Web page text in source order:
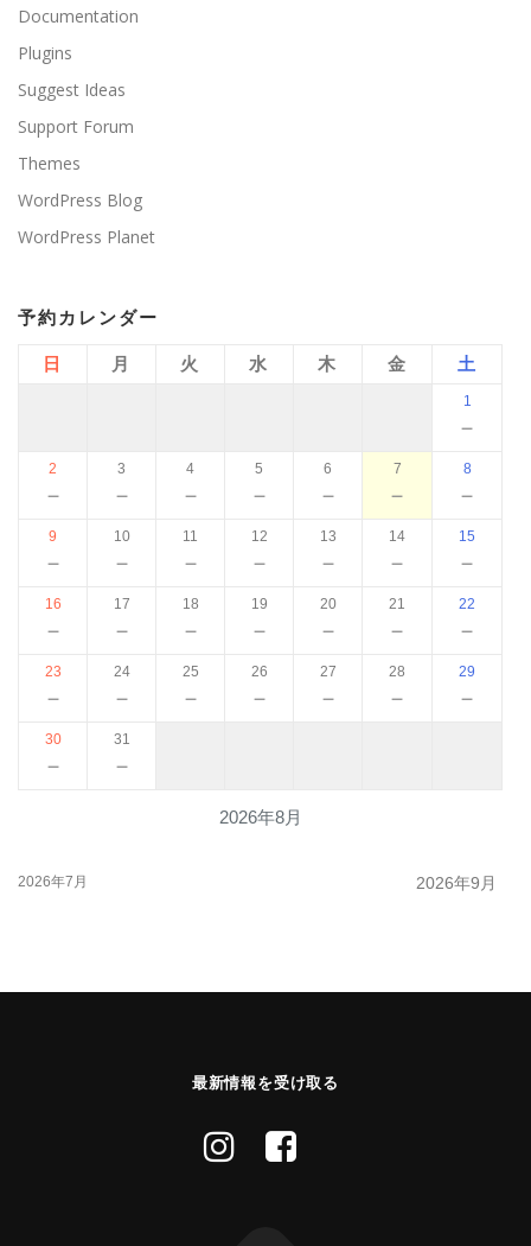
Documentation
Plugins
Suggest Ideas
Support Forum
Themes
WordPress Blog
WordPress Planet
予約カレンダー
2026年8月
日 月 火 水 木 金 土
1
－
2
－
3
－
4
－
5
－
6
－
7
－
8
－
9
－
10
－
11
－
12
－
13
－
14
－
15
－
16
－
17
－
18
－
19
－
20
－
21
－
22
－
23
－
24
－
25
－
26
－
27
－
28
－
29
－
30
－
31
－
2026年7月 2026年9月
最新情報を受け取る